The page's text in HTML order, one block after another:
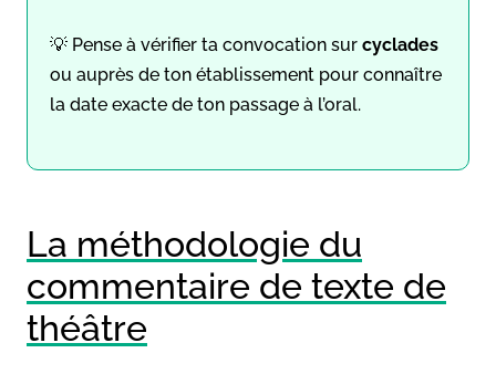
💡 Pense à vérifier ta convocation sur cyclades
ou auprès de ton établissement pour connaître
la date exacte de ton passage à l’oral.
La méthodologie du
commentaire de texte de
théâtre